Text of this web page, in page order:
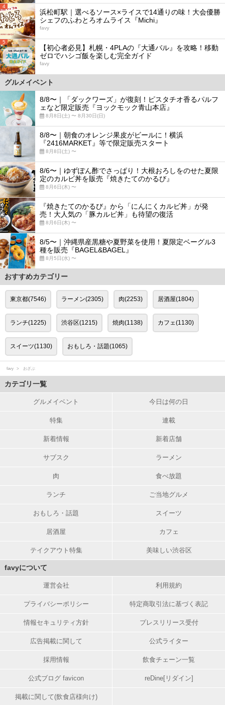
4
浜松町駅｜選べるソース×ライスで14通りの味！大会優勝
シェフのふわとろオムライス『Michi』
favy
5
【初心者必見】札幌・4PLAの『大通バル』を攻略！移動
ゼロでハシゴ飯を楽しむ完全ガイド
favy
グルメイベント
8/8〜｜「ダックワーズ」が復刻！ピスタチオ香るパルフ
ェなど限定販売『ヨックモック青山本店』
8月8日(土) 〜 8月30日(日)
8/8〜｜朝食のオレンジ果皮がビールに！横浜
『2416MARKET』等で限定販売スタート
8月8日(土) 〜
8/6〜｜ゆずぽん酢でさっぱり！大根おろしをのせた夏限
定のカルビ丼を販売『焼きたてのかるび』
8月6日(木) 〜
『焼きたてのかるび』から「にんにくカルビ丼」が発
売！大人気の「豚カルビ丼」も待望の復活
8月6日(木) 〜
8/5〜｜沖縄県産黒糖や夏野菜を使用！夏限定ベーグル3
種を販売『BAGEL&BAGEL』
8月5日(水) 〜
おすすめカテゴリー
東京都(7546) ラーメン(2305) 肉(2253) 居酒屋(1804)
ランチ(1225) 渋谷区(1215) 焼肉(1138) カフェ(1130)
スイーツ(1130) おもしろ・話題(1065)
favy おざぶ
カテゴリ一覧
グルメイベント 今日は何の日
特集 連載
新着情報 新着店舗
サブスク ラーメン
肉 食べ放題
ランチ ご当地グルメ
おもしろ・話題 スイーツ
居酒屋 カフェ
テイクアウト特集 美味しい渋谷区
favyについて
運営会社 利用規約
プライバシーポリシー 特定商取引法に基づく表記
情報セキュリティ方針 プレスリリース受付
広告掲載に関して 公式ライター
採用情報 飲食チェーン一覧
公式ブログ favicon reDine[リダイン]
掲載に関して(飲食店様向け)